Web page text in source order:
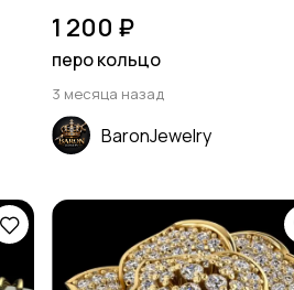
1 200 ₽
перо кольцо
3 месяца назад
BaronJewelry